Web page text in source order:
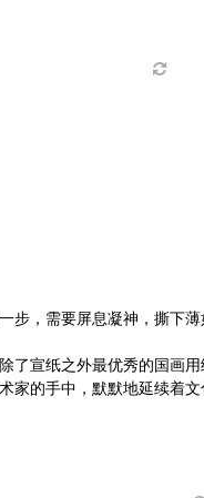
步，需要屏息凝神，撕下薄
了宣纸之外最优秀的国画
家的手中，默默地延续着文